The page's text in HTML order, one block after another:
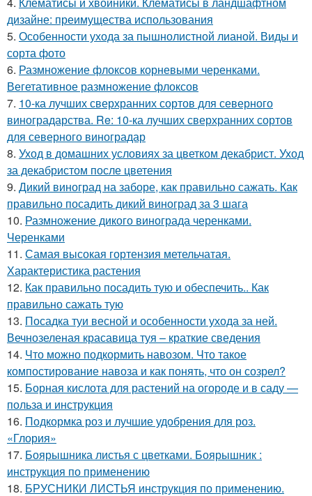
дизайне: преимущества использования
5. Особенности ухода за пышнолистной лианой. Виды и
сорта фото
6. Размножение флоксов корневыми черенками.
Вегетативное размножение флоксов
7. 10-ка лучших сверхранних сортов для северного
виноградарства. Re: 10-ка лучших сверхранних сортов
для северного виноградар
8. Уход в домашних условиях за цветком декабрист. Уход
за декабристом после цветения
9. Дикий виноград на заборе, как правильно сажать. Как
правильно посадить дикий виноград за 3 шага
10. Размножение дикого винограда черенками.
Черенками
11. Самая высокая гортензия метельчатая.
Характеристика растения
12. Как правильно посадить тую и обеспечить.. Как
правильно сажать тую
13. Посадка туи весной и особенности ухода за ней.
Вечнозеленая красавица туя – краткие сведения
14. Что можно подкормить навозом. Что такое
компостирование навоза и как понять, что он созрел?
15. Борная кислота для растений на огороде и в саду —
польза и инструкция
16. Подкормка роз и лучшие удобрения для роз.
«Глория»
17. Боярышника листья с цветками. Боярышник :
инструкция по применению
18. БРУСНИКИ ЛИСТЬЯ инструкция по применению.